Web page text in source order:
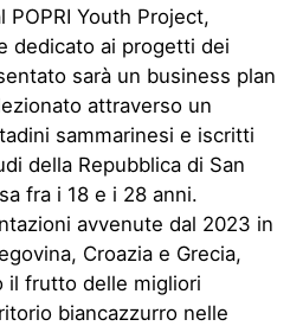
POPRI Youth Project,
dedicato ai progetti dei
sarà un business plan
attraverso un
sammarinesi e iscritti
della Repubblica di San
fra i 18 e i 28 anni.
avvenute dal 2023 in
Croazia e Grecia,
il frutto delle migliori
biancazzurro nelle